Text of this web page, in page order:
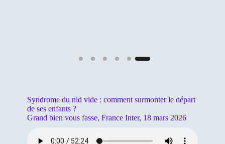
Syndrome du nid vide : comment surmonter le départ
de ses enfants ?
Grand bien vous fasse, France Inter, 18 mars 2026